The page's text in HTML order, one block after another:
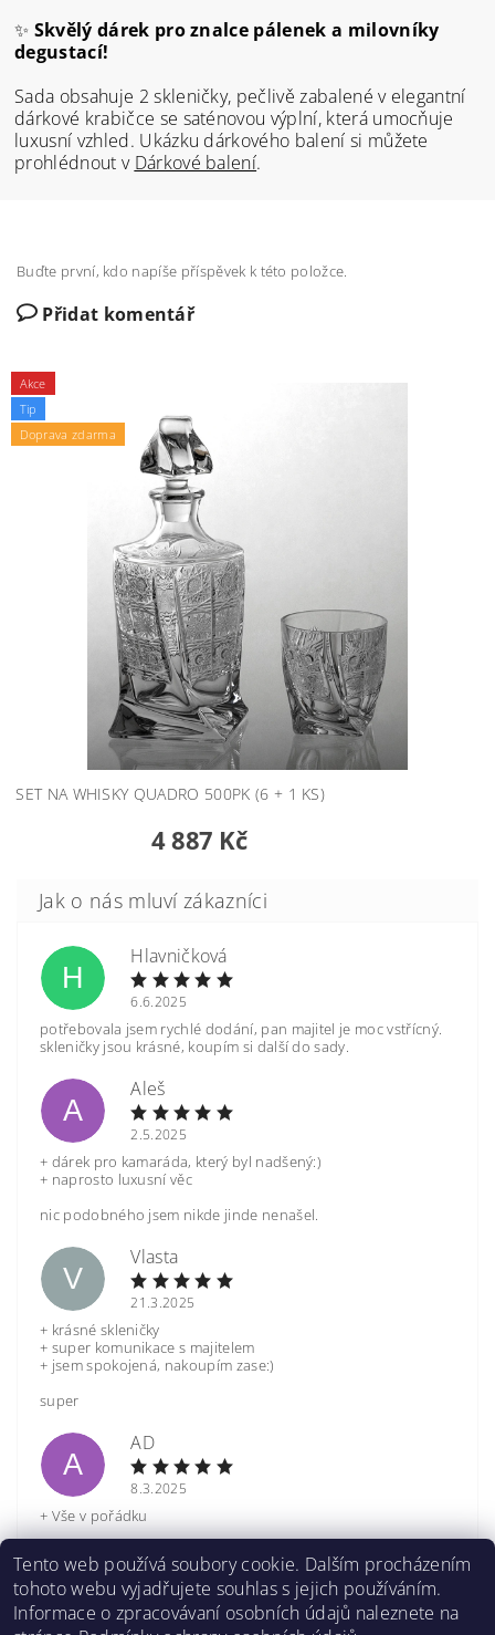
✨ Skvělý dárek pro znalce pálenek a milovníky
degustací!
Sada obsahuje 2 skleničky, pečlivě zabalené v elegantní
dárkové krabičce se saténovou výplní, která umocňuje
luxusní vzhled. Ukázku dárkového balení si můžete
prohlédnout v Dárkové balení.
Buďte první, kdo napíše příspěvek k této položce.
Přidat komentář
Akce
Tip
Doprava zdarma
SET NA WHISKY QUADRO 500PK (6 + 1 KS)
4 887 Kč
H
Hlavničková
6.6.2025
potřebovala jsem rychlé dodání, pan majitel je moc vstřícný.
skleničky jsou krásné, koupím si další do sady.
A
Aleš
2.5.2025
+ dárek pro kamaráda, který byl nadšený:)
+ naprosto luxusní věc
nic podobného jsem nikde jinde nenašel.
V
Vlasta
21.3.2025
+ krásné skleničky
+ super komunikace s majitelem
+ jsem spokojená, nakoupím zase:)
super
A
AD
8.3.2025
+ Vše v pořádku
Zobrazit další hodnocení
Tento web používá soubory cookie. Dalším procházením
tohoto webu vyjadřujete souhlas s jejich používáním.
Informace o zpracovávaní osobních údajů naleznete na